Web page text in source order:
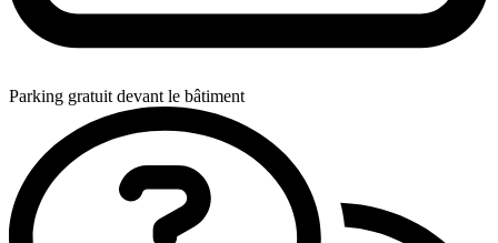
Parking gratuit devant le bâtiment